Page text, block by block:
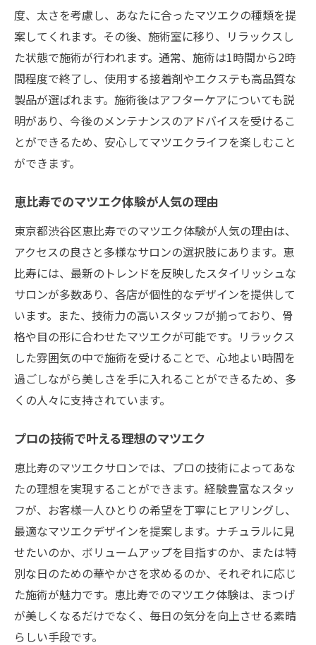
毎日を彩るマツエクで新たな私を見つけよう
マツエクで毎日が変わる！その秘密とは
新しい自分を発見するためのマツエク活用
法
マツエクで彩る日々の生活
マツエクで見る新しい私の可能性
毎日の生活に彩りを与えるマツエクの効果
度、太さを考慮し、あなたに合ったマツエクの種類を提
案してくれます。その後、施術室に移り、リラックスし
た状態で施術が行われます。通常、施術は1時間から2時
間程度で終了し、使用する接着剤やエクステも高品質な
製品が選ばれます。施術後はアフターケアについても説
明があり、今後のメンテナンスのアドバイスを受けるこ
とができるため、安心してマツエクライフを楽しむこと
ができます。
恵比寿でのマツエク体験が人気の理由
東京都渋谷区恵比寿でのマツエク体験が人気の理由は、
アクセスの良さと多様なサロンの選択肢にあります。恵
比寿には、最新のトレンドを反映したスタイリッシュな
サロンが多数あり、各店が個性的なデザインを提供して
います。また、技術力の高いスタッフが揃っており、骨
格や目の形に合わせたマツエクが可能です。リラックス
した雰囲気の中で施術を受けることで、心地よい時間を
過ごしながら美しさを手に入れることができるため、多
くの人々に支持されています。
プロの技術で叶える理想のマツエク
恵比寿のマツエクサロンでは、プロの技術によってあな
たの理想を実現することができます。経験豊富なスタッ
フが、お客様一人ひとりの希望を丁寧にヒアリングし、
最適なマツエクデザインを提案します。ナチュラルに見
せたいのか、ボリュームアップを目指すのか、または特
別な日のための華やかさを求めるのか、それぞれに応じ
た施術が魅力です。恵比寿でのマツエク体験は、まつげ
が美しくなるだけでなく、毎日の気分を向上させる素晴
らしい手段です。